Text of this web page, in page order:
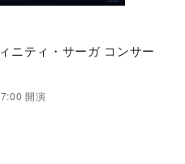
ニティ・サーガ コンサー
開演